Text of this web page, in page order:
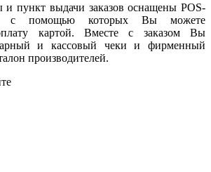
пункт выдачи заказов оснащены POS-
с помощью которых Вы можете
картой. Вместе с заказом Вы
и кассовый чеки и фирменный
производителей.